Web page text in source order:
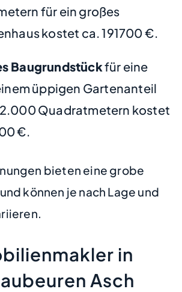
für ein großes
kostet ca. 191700 €.
Baugrundstückfür eine
üppigen Gartenanteil
Quadratmetern kostet
€.
bieten eine grobe
können je nach Lage und
in
Asch